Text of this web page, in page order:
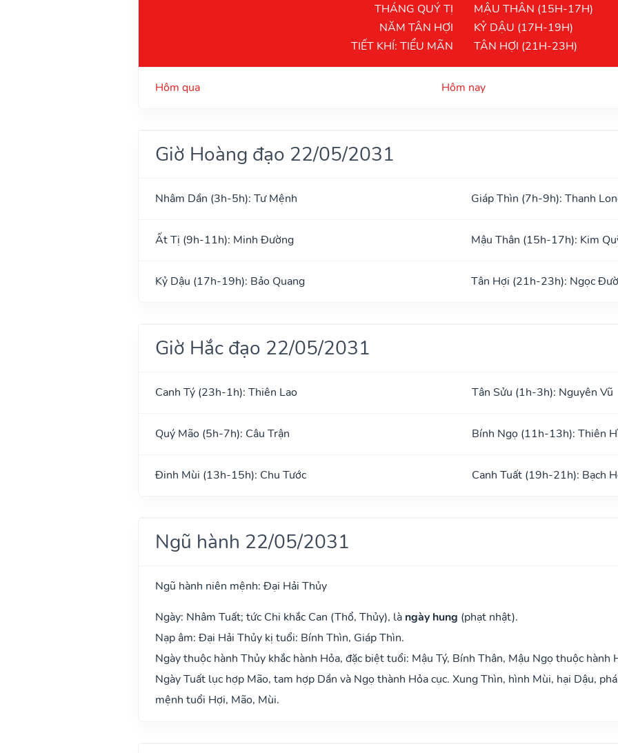
THÁNG QUÝ TỊ
NĂM TÂN HỢI
TIẾT KHÍ: TIỂU MÃN
MẬU THÂN (15H-17H)
KỶ DẬU (17H-19H)
TÂN HỢI (21H-23H)
Hôm qua Hôm nay
Giờ Hoàng đạo 22/05/2031
Nhâm Dần (3h-5h): Tư Mệnh Giáp Thìn (7h-9h): Thanh
Ất Tị (9h-11h): Minh Đường Mậu Thân (15h-17h): Kim
Kỷ Dậu (17h-19h): Bảo Quang Tân Hợi (21h-23h): Ngọc
Giờ Hắc đạo 22/05/2031
Canh Tý (23h-1h): Thiên Lao Tân Sửu (1h-3h): Nguyên Vũ
Quý Mão (5h-7h): Câu Trận Bính Ngọ (11h-13h): Thiên
Đinh Mùi (13h-15h): Chu Tước Canh Tuất (19h-21h): Bạch
Ngũ hành 22/05/2031
Ngũ hành niên mệnh: Đại Hải Thủy
Ngày: Nhâm Tuất; tức Chi khắc Can (Thổ, Thủy), là ngày hung (phạt nhật).
Nạp âm: Đại Hải Thủy kị tuổi: Bính Thìn, Giáp Thìn.
Ngày thuộc hành Thủy khắc hành Hỏa, đặc biệt tuổi: Mậu Tý, Bính Thân, Mậu Ngọ thuộc hành
Ngày Tuất lục hợp Mão, tam hợp Dần và Ngọ thành Hỏa cục. Xung Thìn, hình Mùi, hại Dậu,
mệnh tuổi Hợi, Mão, Mùi.